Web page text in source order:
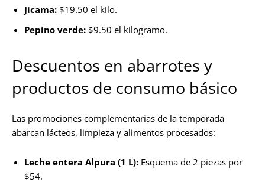
Jícama: $19.50 el kilo.
Pepino verde: $9.50 el kilogramo.
Descuentos en abarrotes y
productos de consumo básico
Las promociones complementarias de la temporada
abarcan lácteos, limpieza y alimentos procesados:
Leche entera Alpura (1 L): Esquema de 2 piezas por
$54.